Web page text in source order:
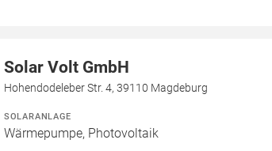
Solar Volt GmbH
Hohendodeleber Str. 4, 39110 Magdeburg
SOLARANLAGE
Wärmepumpe, Photovoltaik